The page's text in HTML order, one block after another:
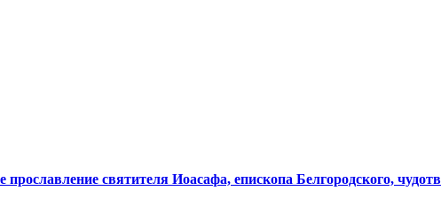
святителя Иоасафа, епископа Белгородского,